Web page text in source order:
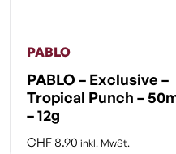
PABLO
PABLO – Exclusive –
Tropical Punch –
– 12g
CHF 8.90 inkl. MwSt.